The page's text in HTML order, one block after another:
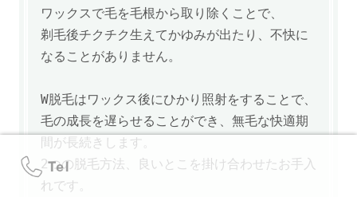
ワックスで毛を毛根から取り除くことで、
剃毛後チクチク生えてかゆみが出たり、不快に
なることがありません。
W脱毛はワックス後にひかり照射をすることで、
毛の成長を遅らせることができ、 無毛な快適期
間が長続きします。
2つの脱毛方法、良いとこを掛け合わせたお手入
れです。